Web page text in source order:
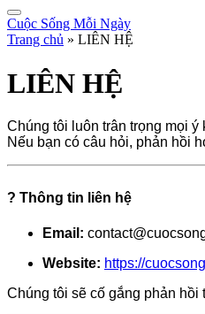
Cuộc Sống Mỗi Ngày
Trang chủ » LIÊN HỆ
LIÊN HỆ
Chúng tôi luôn trân trọng mọi
Nếu bạn có câu hỏi, phản hồi
? Thông tin liên hệ
Email:
Website: https://
Chúng tôi sẽ cố gắng phản